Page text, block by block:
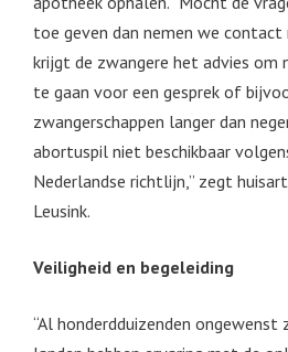
toe geven dan nemen we
krijgt de zwangere het advies om
te gaan voor een gesprek of
zwangerschappen langer dan
abortuspil niet beschikbaar
Nederlandse richtlijn,’’ zegt
Leusink.
Veiligheid en begeleiding
“Al honderdduizenden ongewenst